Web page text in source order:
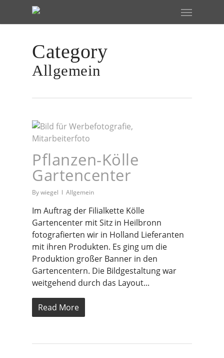
Menu
Category
Allgemein
Pflanzen-Kölle
Gartencenter
Bywiegel Allgemein
Im Auftrag der Filialkette Kölle
Gartencenter mit Sitz in Heilbronn
fotografierten wir in Holland Lieferanten
mit ihren Produkten. Es ging um die
Produktion großer Banner in den
Gartencentern. Die Bildgestaltung war
weitgehend durch das Layout...
Read More